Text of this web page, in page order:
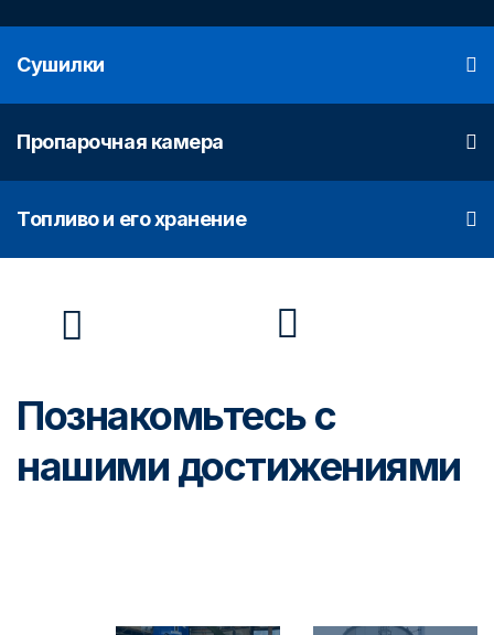
Топливо и его хранение
Пропарочная камера
Сушилки
Познакомьтесь с
нашими достижениями